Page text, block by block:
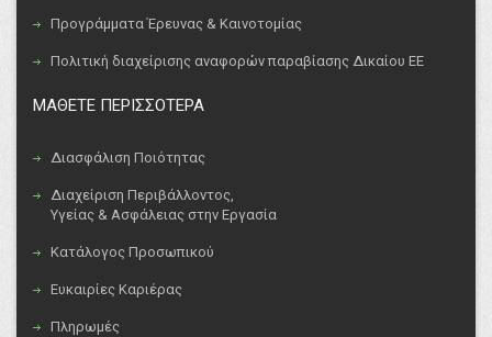
Προγράμματα Έρευνας & Καινοτομίας
Πολιτική διαχείρισης αναφορών παραβίασης Δικαίου ΕΕ
ΜΑΘΕΤΕ ΠΕΡΙΣΣΟΤΕΡΑ
Διασφάλιση Ποιότητας
Διαχείριση Περιβάλλοντος,
Υγείας & Ασφάλειας στην Εργασία
Κατάλογος Προσωπικού
Ευκαιρίες Καριέρας
Πληρωμές